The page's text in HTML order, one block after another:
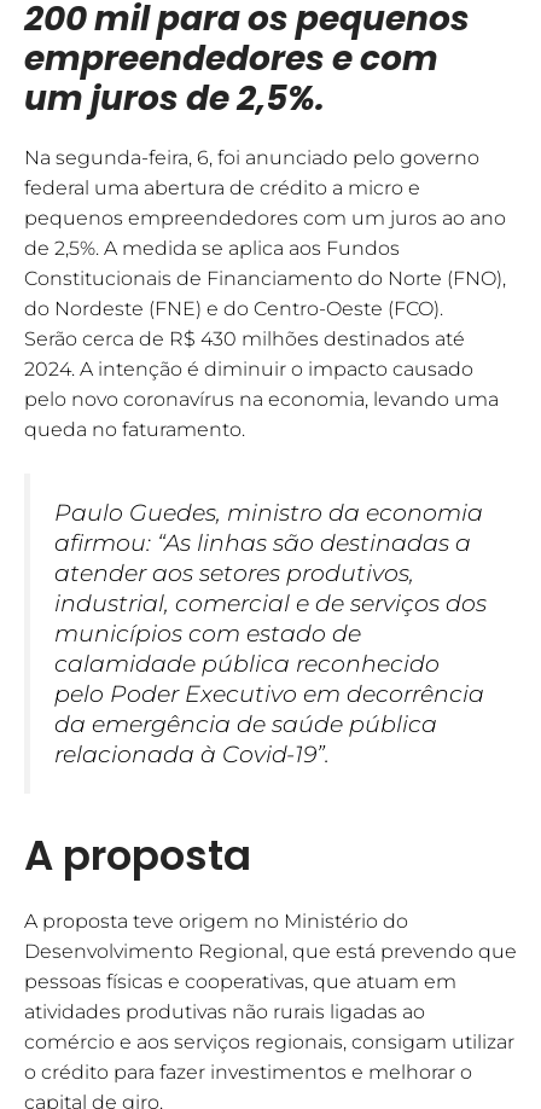
200 mil para os pequenos
empreendedores e com
um juros de 2,5%.
Na segunda-feira, 6, foi anunciado pelo governo
federal uma abertura de crédito a micro e
pequenos empreendedores com um juros ao ano
de 2,5%. A medida se aplica aos Fundos
Constitucionais de Financiamento do Norte (FNO),
do Nordeste (FNE) e do Centro-Oeste (FCO).
Serão cerca de R$ 430 milhões destinados até
2024. A intenção é diminuir o impacto causado
pelo novo coronavírus na economia, levando uma
queda no faturamento.
Paulo Guedes, ministro da economia
afirmou: “As linhas são destinadas a
atender aos setores produtivos,
industrial, comercial e de serviços dos
municípios com estado de
calamidade pública reconhecido
pelo Poder Executivo em decorrência
da emergência de saúde pública
relacionada à Covid-19”.
A proposta
A proposta teve origem no Ministério do
Desenvolvimento Regional, que está prevendo que
pessoas físicas e cooperativas, que atuam em
atividades produtivas não rurais ligadas ao
comércio e aos serviços regionais, consigam utilizar
o crédito para fazer investimentos e melhorar o
capital de giro.